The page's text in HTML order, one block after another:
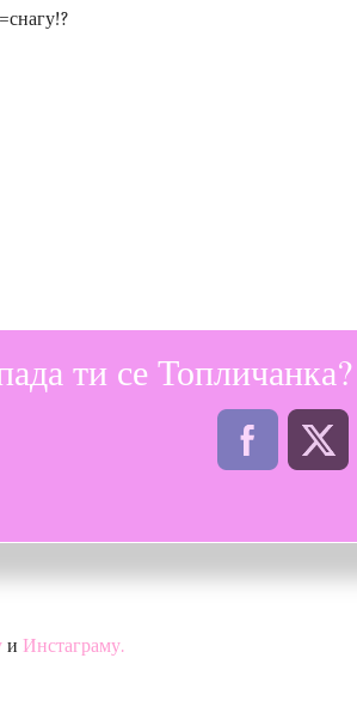
спорта и физичког васпитања и
и Инстаграму.
ти се